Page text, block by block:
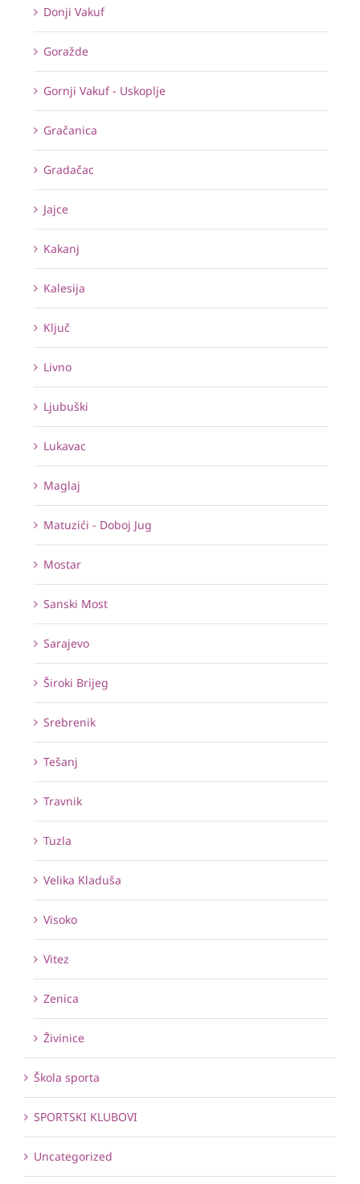
Donji Vakuf
Goražde
Gornji Vakuf - Uskoplje
Gračanica
Gradačac
Jajce
Kakanj
Kalesija
Ključ
Livno
Ljubuški
Lukavac
Maglaj
Matuzići - Doboj Jug
Mostar
Sanski Most
Sarajevo
Široki Brijeg
Srebrenik
Tešanj
Travnik
Tuzla
Velika Kladuša
Visoko
Vitez
Zenica
Živinice
Škola sporta
SPORTSKI KLUBOVI
Uncategorized